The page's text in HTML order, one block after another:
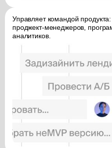
Управляет командой
проджект-менеджеров,
аналитиков.